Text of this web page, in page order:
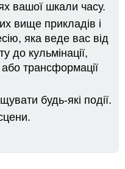
вашої шкали часу.
вище прикладів і
яка веде вас від
до кульмінації,
або трансформації
будь-які події.